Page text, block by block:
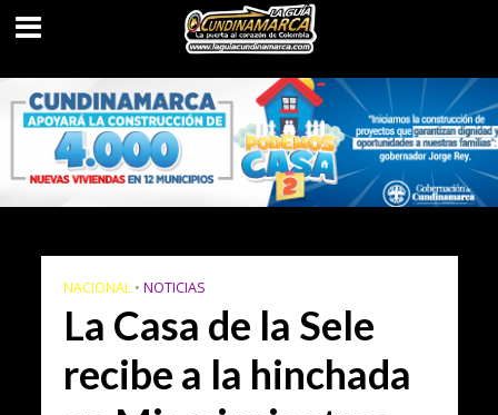
NACIONAL • NOTICIAS
La Casa de la Sele
recibe a la hinchada